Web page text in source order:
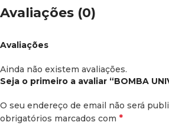
Avaliações (0)
Avaliações
Ainda não existem avaliações.
Seja o primeiro a avaliar “BOMBA
O seu endereço de email não será
obrigatórios marcados com *